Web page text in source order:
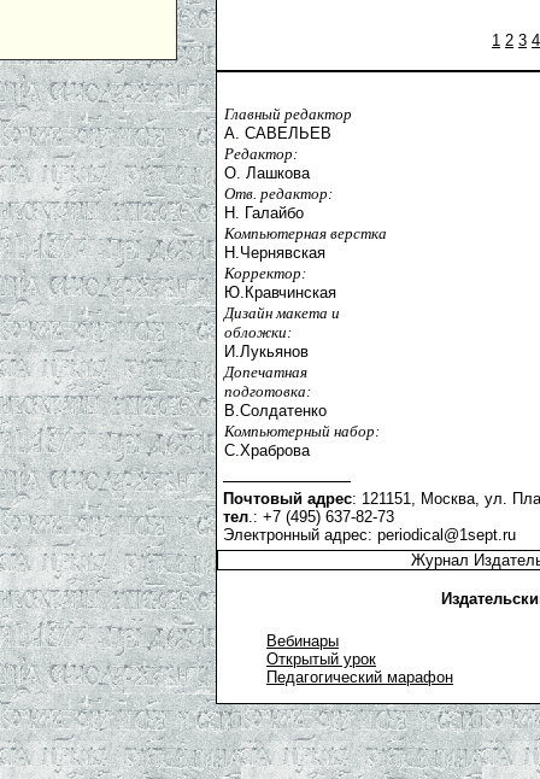
1 2 3 4
Главный редактор
А. САВЕЛЬЕВ
Редактор:
О. Лашкова
Отв. редактор:
Н. Галайбо
Компьютерная верстка
Н.Чернявская
Корректор:
Ю.Кравчинская
Дизайн макета и
обложки:
И.Лукьянов
Допечатная
подготовка:
В.Солдатенко
Компьютерный набор:
С.Храброва
Почтовый адрес: 121151, Москва, ул.
тел.: +7 (495) 637-82-73
Электронный адрес: periodical@1sept.ru
Журнал
Вебинары
Открытый урок
Педагогический марафон